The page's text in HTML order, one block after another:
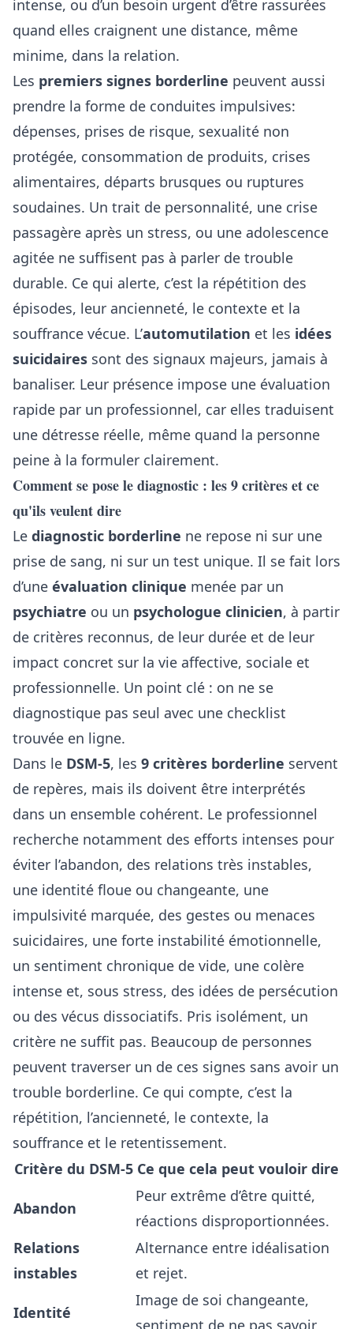
intense, ou d’un besoin urgent d’être rassurées
quand elles craignent une distance, même
minime, dans la relation.
Les premiers signes borderline peuvent aussi
prendre la forme de conduites impulsives:
dépenses, prises de risque, sexualité non
protégée, consommation de produits, crises
alimentaires, départs brusques ou ruptures
soudaines. Un trait de personnalité, une crise
passagère après un stress, ou une adolescence
agitée ne suffisent pas à parler de trouble
durable. Ce qui alerte, c’est la répétition des
épisodes, leur ancienneté, le contexte et la
souffrance vécue. L’automutilation et les idées
suicidaires sont des signaux majeurs, jamais à
banaliser. Leur présence impose une évaluation
rapide par un professionnel, car elles traduisent
une détresse réelle, même quand la personne
peine à la formuler clairement.
Comment se pose le diagnostic : les 9 critères et ce
qu'ils veulent dire
Le diagnostic borderline ne repose ni sur une
prise de sang, ni sur un test unique. Il se fait lors
d’une évaluation clinique menée par un
psychiatre ou un psychologue clinicien, à partir
de critères reconnus, de leur durée et de leur
impact concret sur la vie affective, sociale et
professionnelle. Un point clé : on ne se
diagnostique pas seul avec une checklist
trouvée en ligne.
Dans le DSM-5, les 9 critères borderline servent
de repères, mais ils doivent être interprétés
dans un ensemble cohérent. Le professionnel
recherche notamment des efforts intenses pour
éviter l’abandon, des relations très instables,
une identité floue ou changeante, une
impulsivité marquée, des gestes ou menaces
suicidaires, une forte instabilité émotionnelle,
un sentiment chronique de vide, une colère
intense et, sous stress, des idées de persécution
ou des vécus dissociatifs. Pris isolément, un
critère ne suffit pas. Beaucoup de personnes
peuvent traverser un de ces signes sans avoir un
trouble borderline. Ce qui compte, c’est la
répétition, l’ancienneté, le contexte, la
souffrance et le retentissement.
Critère du DSM-5 Ce que cela peut vouloir dire
Abandon
Peur extrême d’être quitté,
réactions disproportionnées.
Relations
instables
Alternance entre idéalisation
et rejet.
Identité
Image de soi changeante,
sentiment de ne pas savoir